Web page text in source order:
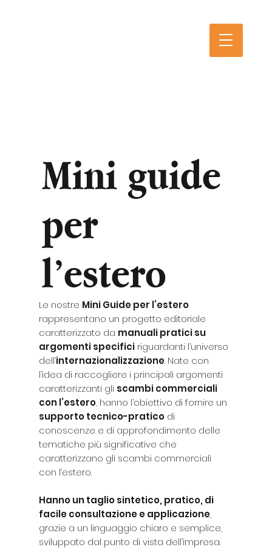
Mini guide
per
l’estero
Le nostre Mini Guide per l’estero
rappresentano un progetto editoriale
caratterizzato da manuali pratici su
argomenti specificiriguardanti l’universo
dell’internazionalizzazione. Nate con
l’idea di raccogliere i principali argomenti
caratterizzanti gli scambi commerciali
con l’estero, hanno l’obiettivo di fornire un
supporto tecnico-praticodi
conoscenze e di approfondimento delle
tematiche più significative che
caratterizzano gli scambi commerciali
con l’estero.
Hanno un taglio sintetico, pratico, di
facile consultazione e applicazione,
grazie a un linguaggio chiaro e semplice,
sviluppato dal punto di vista dell’impresa.